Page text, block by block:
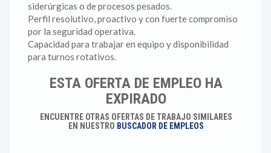
siderúrgicas o de procesos pesados.
Perfil resolutivo, proactivo y con fuerte compromiso
por la seguridad operativa.
Capacidad para trabajar en equipo y disponibilidad
para turnos rotativos.
ESTA OFERTA DE EMPLEO HA
EXPIRADO
ENCUENTRE OTRAS OFERTAS DE TRABAJO SIMILARES
EN NUESTRO BUSCADOR DE EMPLEOS